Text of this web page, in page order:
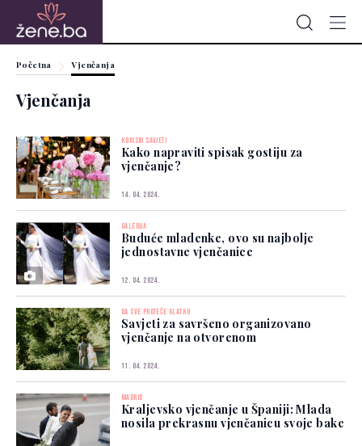
Početna Vjenčanja
Vjenčanja
KORISNI SAVJETI
Kako napraviti spisak gostiju za
vjenčanje?
14. 04. 2024.
GALERIJA
Buduće mladenke, ovo su najbolje
jednostavne vjenčanice
12. 04. 2024.
DA SVE PROTEČE GLATKO
Savjeti za savršeno organizovano
vjenčanje na otvorenom
11. 04. 2024.
MADRID
Kraljevsko vjenčanje u Španiji: Mlada
nosila prekrasnu vjenčanicu svoje bake